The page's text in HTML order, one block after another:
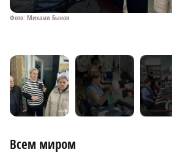
Фото: Михаил Быков
Всем миром